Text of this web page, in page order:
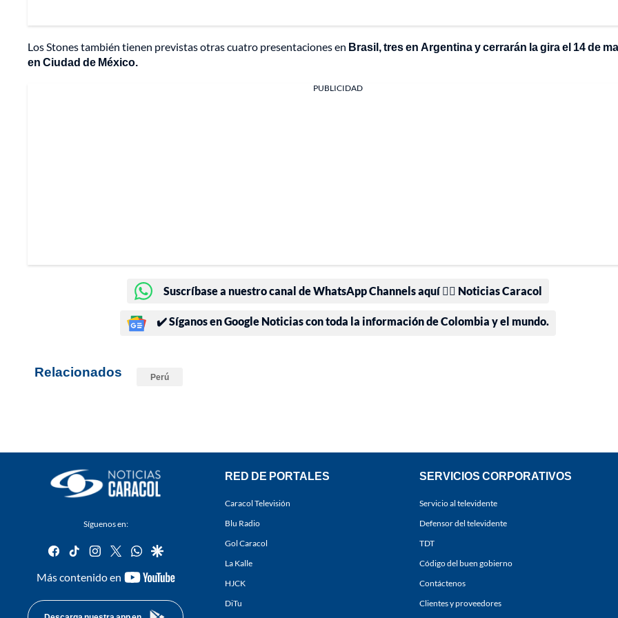
Los Stones también tienen previstas otras cuatro presentaciones en Brasil, tres en Argentina y cerrarán la gira el 14 de
en Ciudad de México.
PUBLICIDAD
Suscríbase a nuestro canal de WhatsApp Channels aquí 👉🏻 Noticias Caracol
✔️ Síganos en Google Noticias con toda la información de Colombia y el mundo.
Relacionados Perú
Síguenos en:
facebook
tiktok instagram
twitterwhatsapp
google
Más contenido en
youtube-
RED DE PORTALES
Caracol Televisión
Blu Radio
Gol Caracol
La Kalle
HJCK
DiTu
SERVICIOS CORPORATIVOS
Servicio al televidente
Defensor del televidente
TDT
Código del buen gobierno
Contáctenos
Clientes y proveedores